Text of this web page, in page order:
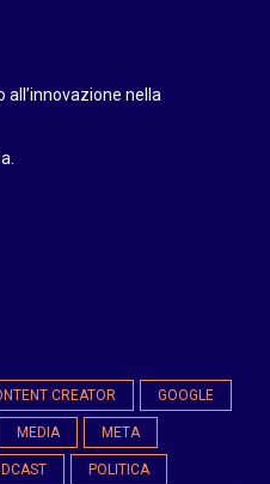
all’innovazione nella
CREATOR GOOGLE
MEDIA META
POLITICA